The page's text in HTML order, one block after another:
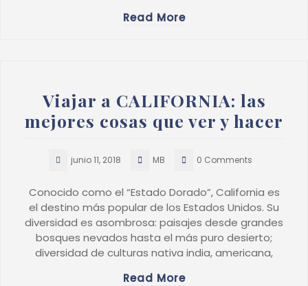
Read More
Viajar a CALIFORNIA: las
mejores cosas que ver y hacer
junio 11, 2018 MB 0 Comments
Conocido como el “Estado Dorado”, California es
el destino más popular de los Estados Unidos. Su
diversidad es asombrosa: paisajes desde grandes
bosques nevados hasta el más puro desierto;
diversidad de culturas nativa india, americana,
Read More